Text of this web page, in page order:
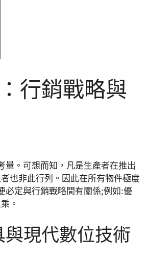
行銷戰略與
量。可想而知，凡是生產者在推出
也非此行列。因此在所有物件極度
必定與行銷戰略間有關係;例如:優
。
現代數位技術